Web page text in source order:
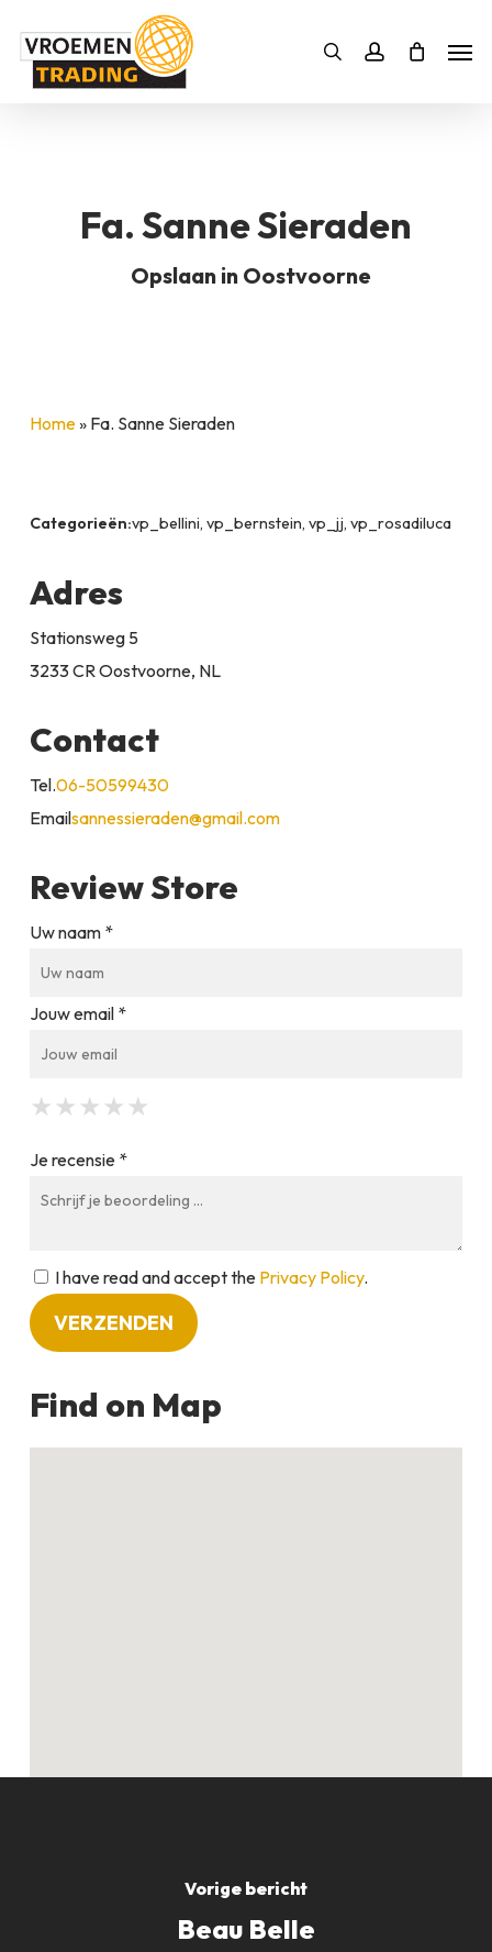
Zoekenaccount
Bestelling SLUITEN
Fa. Sanne Sieraden
Opslaan in Oostvoorne
Home» Fa. Sanne Sieraden
Categorieën:vp_bellini, vp_bernstein, vp_jj, vp_rosadiluca
Adres
Stationsweg 5
3233 CR Oostvoorne, NL
Contact
Tel.06-50599430
Emailsannessieraden@gmail.com
Review Store
Uw naam *
Jouw email *
★
★ ★
★ ★ ★
★ ★ ★ ★
★ ★ ★ ★ ★
Je recensie *
I have read and accept the Privacy Policy.
Find on Map
Vorige bericht
Beau Belle